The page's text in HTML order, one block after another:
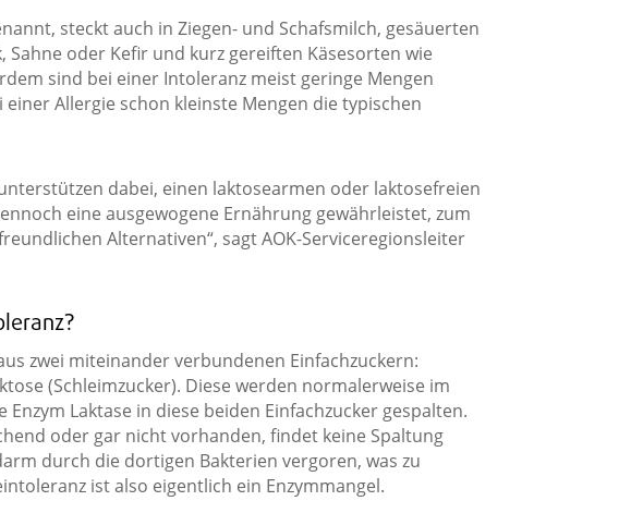
steckt auch in Ziegen- und Schafsmilch, gesäuerten
oder Kefir und kurz gereiften Käsesorten wie
sind bei einer Intoleranz meist geringe Mengen
Allergie schon kleinste Mengen die typischen
dabei, einen laktosearmen oder laktosefreien
eine ausgewogene Ernährung gewährleistet, zum
Alternativen“, sagt AOK-Serviceregionsleiter
zwei miteinander verbundenen Einfachzuckern:
(Schleimzucker). Diese werden normalerweise im
Laktase in diese beiden Einfachzucker gespalten.
oder gar nicht vorhanden, findet keine Spaltung
durch die dortigen Bakterien vergoren, was zu
ist also eigentlich ein Enzymmangel.